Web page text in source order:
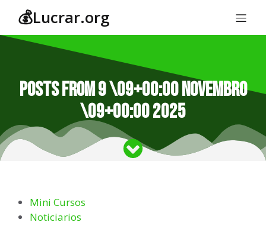
💰Lucrar.org
Posts from 9 \09+00:00 novembro
\09+00:00 2025
Mini Cursos
Noticiarios